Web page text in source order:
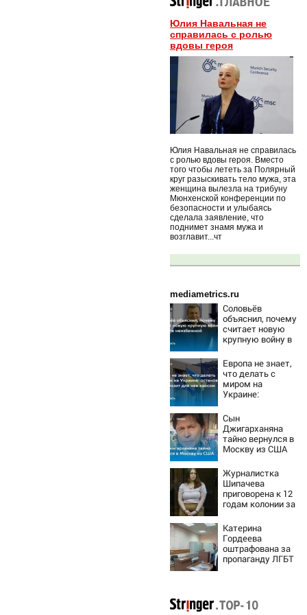
Юлия Навальная не
справилась с ролью
вдовы героя
Юлия Навальная не справилась
с ролью вдовы героя. Вместо
того чтобы лететь за Полярный
круг разыскивать тело мужа, эта
женщина вылезла на трибуну
Мюнхенской конференции по
безопасности и улыбаясь
сделала заявление, что
поднимет знамя мужа и
возглавит...чт
mediametrics.ru
Соловьёв
объяснил, почему
считает новую
крупную войну в
неизбежной
Европа не знает,
что делать с
миром на
Украине:
грозит для нее
хаосом
Сын
Джигарханяна
тайно вернулся в
Москву из США
Журналистка
Шипачева
приговорена к 12
годам колонии за
Катерина
Гордеева
оштрафована за
пропаганду ЛГБТ